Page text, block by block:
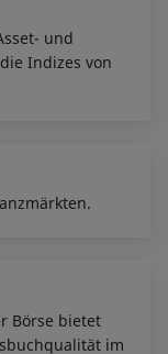
und
Indizes von
Börse bietet
im